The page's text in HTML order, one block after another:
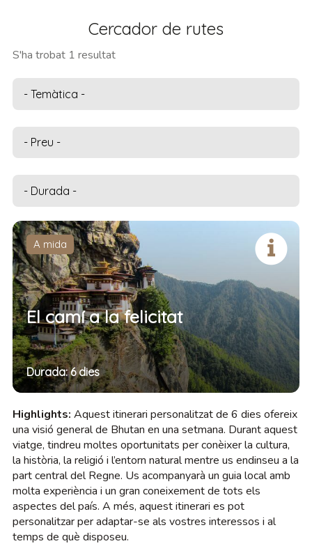
Cercador de rutes
S'ha trobat 1 resultat
A mida
El camí a la felicitat
Durada: 6 dies
Highlights: Aquest itinerari personalitzat de 6 dies ofereix
una visió general de Bhutan en una setmana. Durant aquest
viatge, tindreu moltes oportunitats per conèixer la cultura,
la història, la religió i l’entorn natural mentre us endinseu a la
part central del Regne. Us acompanyarà un guia local amb
molta experiència i un gran coneixement de tots els
aspectes del país. A més, aquest itinerari es pot
personalitzar per adaptar-se als vostres interessos i al
temps de què disposeu.